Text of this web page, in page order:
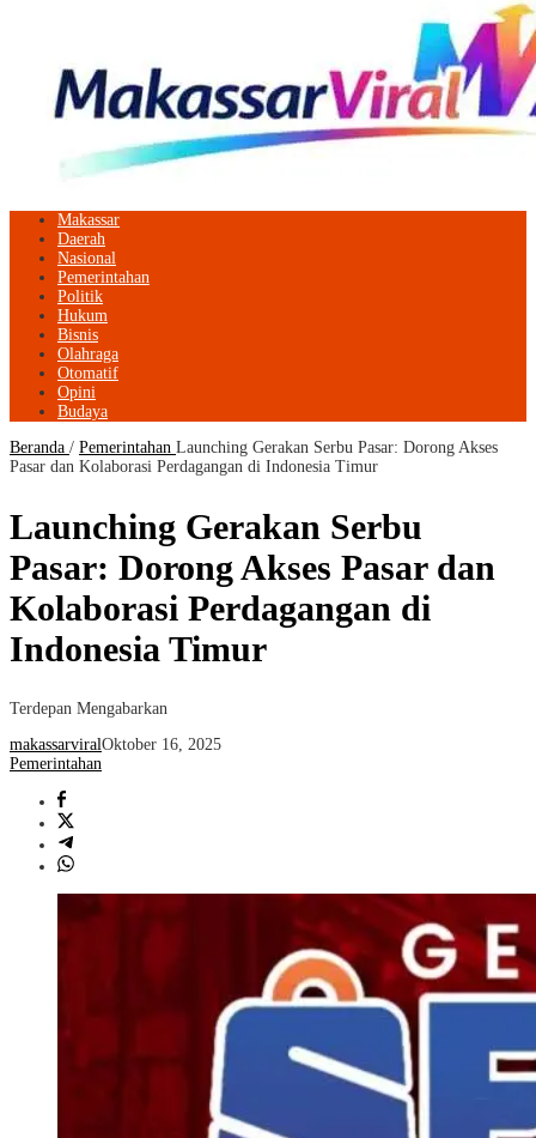
Makassar
Daerah
Nasional
Pemerintahan
Politik
Hukum
Bisnis
Olahraga
Otomatif
Opini
Budaya
Beranda / Pemerintahan Launching Gerakan Serbu Pasar: Dorong Akses
Pasar dan Kolaborasi Perdagangan di Indonesia Timur
Launching Gerakan Serbu
Pasar: Dorong Akses Pasar dan
Kolaborasi Perdagangan di
Indonesia Timur
Terdepan Mengabarkan
makassarviralOktober 16, 2025
Pemerintahan